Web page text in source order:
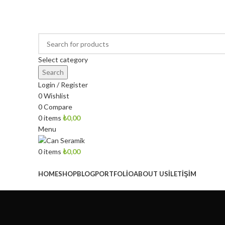
Select category
Search
Login / Register
0Wishlist
0Compare
0items ₺0,00
Menu
0items ₺0,00
HOMESHOPBLOGPORTFOLIOABOUT USİLETIŞIM